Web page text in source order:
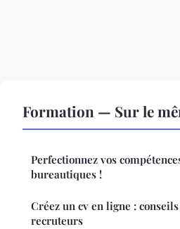
Formation — Sur le
Perfectionnez vos
bureautiques !
Créez un cv en ligne :
recruteurs